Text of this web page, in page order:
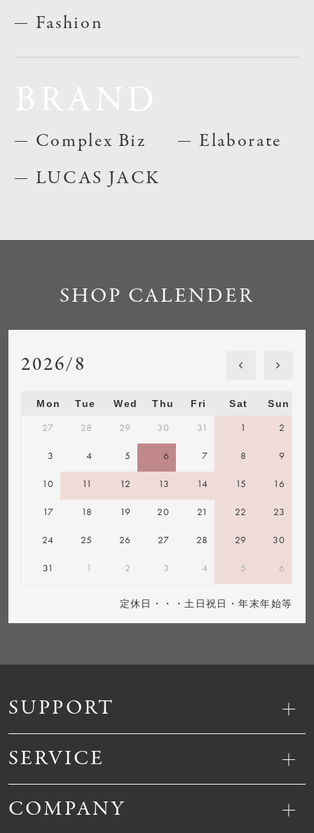
Fashion
Complex Biz
LUCAS JACK
Elaborate
SUPPORT
SERVICE
COMPANY
SHOP CALENDER
2026/8
Mon Tue Wed Thu Fri Sat Sun
27 28 29 30 31 1 2
3 4 5 6 7 8 9
10 11 12 13 14 15 16
17 18 19 20 21 22 23
24 25 26 27 28 29 30
31 1 2 3 4 5 6
定休日・・・土日祝日・年末年始等